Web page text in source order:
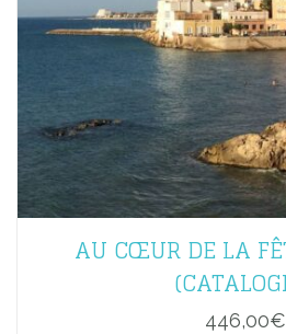
AU CŒUR DE LA
446,00€